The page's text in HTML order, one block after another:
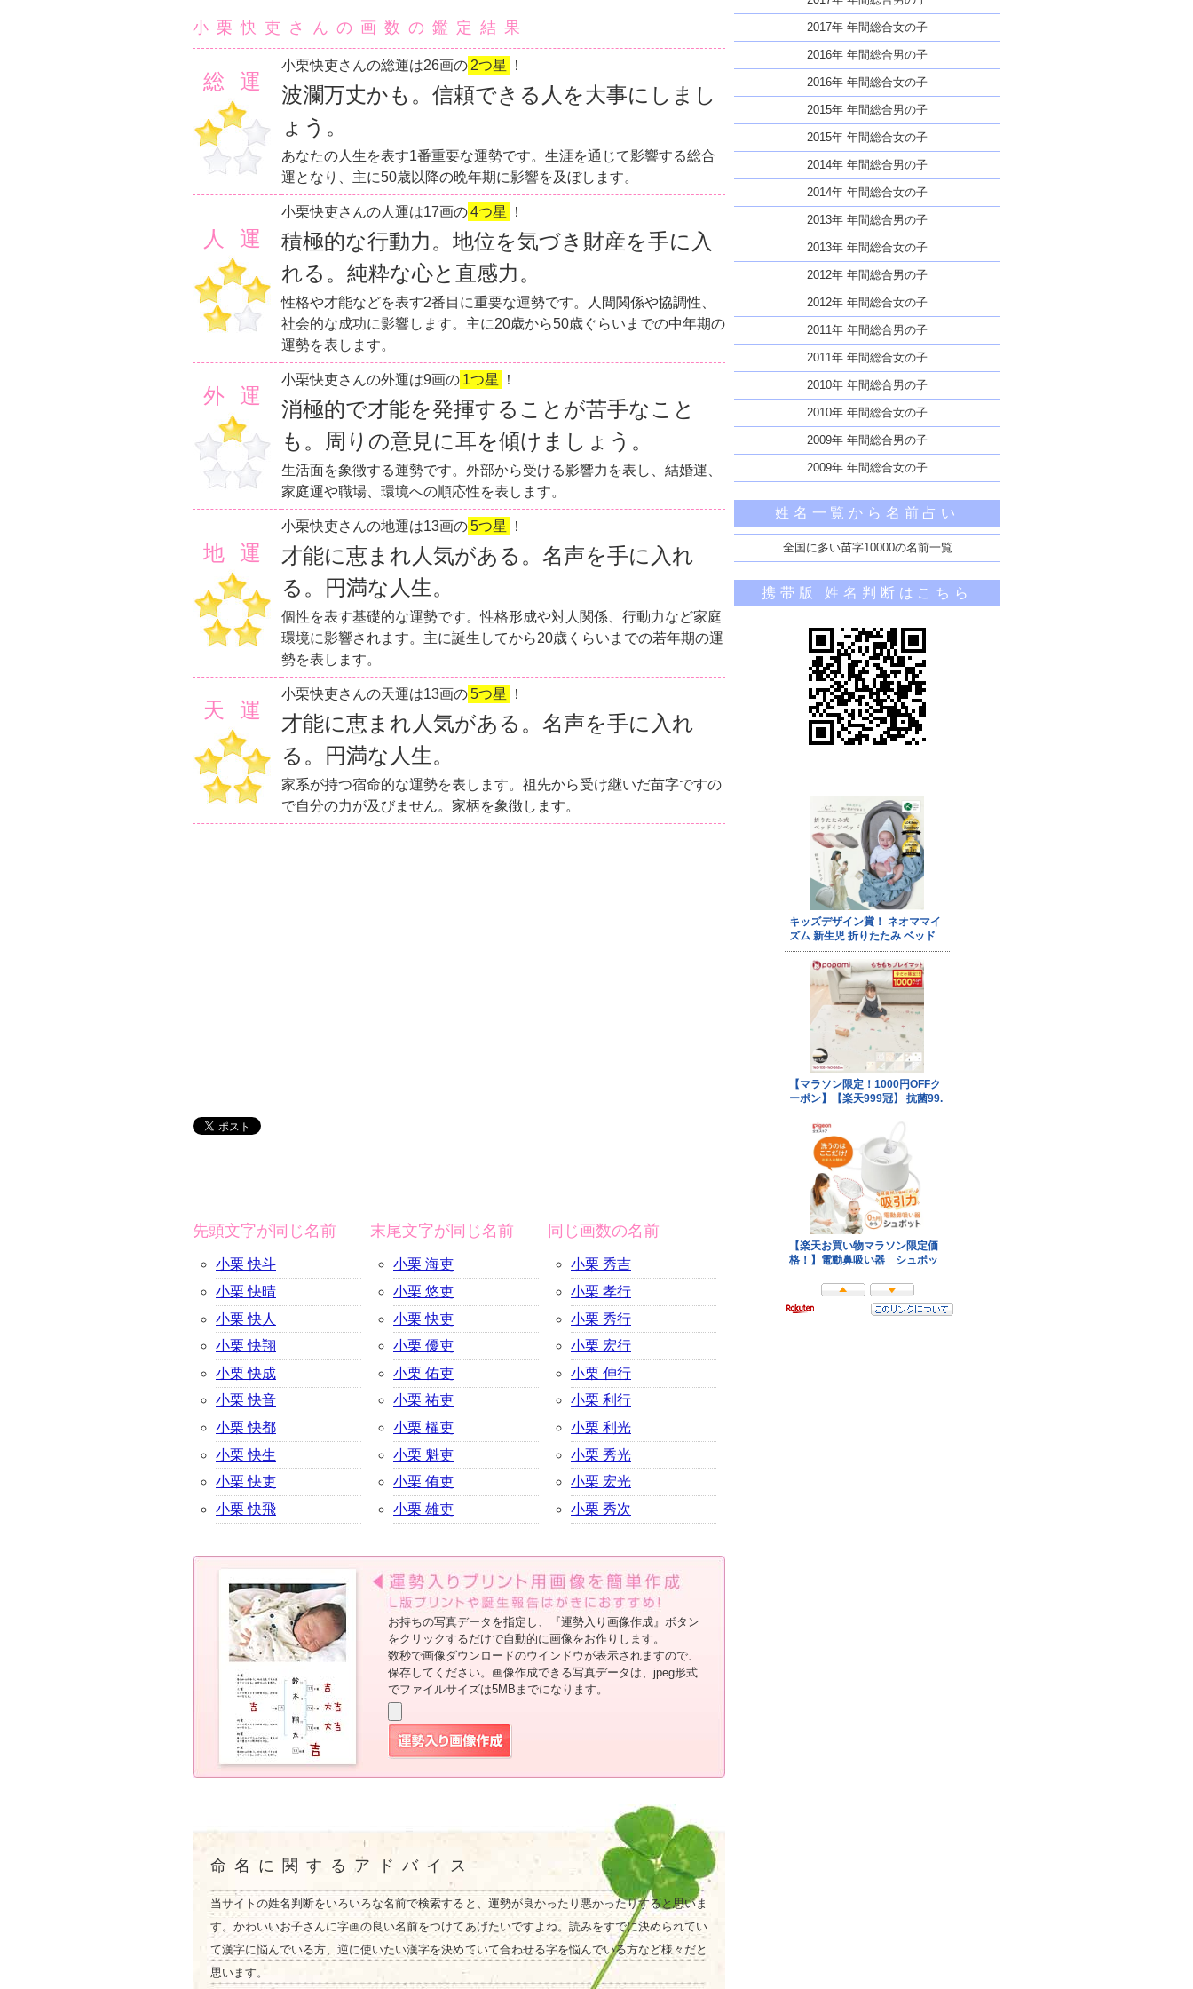
小栗快吏さんの画数の鑑定結果
総運
小栗快吏さんの総運は26画の 2つ星 ！
波瀾万丈かも。信頼できる人を大事にしまし
ょう。
あなたの人生を表す1番重要な運勢です。生涯を通じて影響する総合
運となり、主に50歳以降の晩年期に影響を及ぼします。
人運
小栗快吏さんの人運は17画の4つ星 ！
積極的な行動力。地位を気づき財産を手に入
れる。純粋な心と直感力。
性格や才能などを表す2番目に重要な運勢です。人間関係や協調性、
社会的な成功に影響します。主に20歳から50歳ぐらいまでの中年期の
運勢を表します。
外運
小栗快吏さんの外運は9画の 1つ星 ！
消極的で才能を発揮することが苦手なこと
も。周りの意見に耳を傾けましょう。
生活面を象徴する運勢です。外部から受ける影響力を表し、結婚運、
家庭運や職場、環境への順応性を表します。
地運
小栗快吏さんの地運は13画の5つ星 ！
才能に恵まれ人気がある。名声を手に入れ
る。円満な人生。
個性を表す基礎的な運勢です。性格形成や対人関係、行動力など家庭
環境に影響されます。主に誕生してから20歳くらいまでの若年期の運
勢を表します。
天運
小栗快吏さんの天運は13画の5つ星 ！
才能に恵まれ人気がある。名声を手に入れ
る。円満な人生。
家系が持つ宿命的な運勢を表します。祖先から受け継いだ苗字ですの
で自分の力が及びません。家柄を象徴します。
先頭文字が同じ名前
小栗 快斗
小栗 快晴
小栗 快人
小栗 快翔
小栗 快成
小栗 快音
小栗 快都
小栗 快生
小栗 快吏
小栗 快飛
末尾文字が同じ名前
小栗 海吏
小栗 悠吏
小栗 快吏
小栗 優吏
小栗 佑吏
小栗 祐吏
小栗 櫂吏
小栗 魁吏
小栗 侑吏
小栗 雄吏
同じ画数の名前
小栗 秀吉
小栗 孝行
小栗 秀行
小栗 宏行
小栗 伸行
小栗 利行
小栗 利光
小栗 秀光
小栗 宏光
小栗 秀次
お持ちの写真データを指定し、『運勢入り画像作成』ボタン
をクリックするだけで自動的に画像をお作りします。
数秒で画像ダウンロードのウインドウが表示されますので、
保存してください。画像作成できる写真データは、jpeg形式
でファイルサイズは5MBまでになります。
命名に関するアドバイス
当サイトの姓名判断をいろいろな名前で検索すると、運勢が良かったり悪かったりすると思いま
す。かわいいお子さんに字画の良い名前をつけてあげたいですよね。読みをすでに決められてい
て漢字に悩んでいる方、逆に使いたい漢字を決めていて合わせる字を悩んでいる方など様々だと
思います。
2017年 年間総合女の子
2016年 年間総合男の子
2016年 年間総合女の子
2015年 年間総合男の子
2015年 年間総合女の子
2014年 年間総合男の子
2014年 年間総合女の子
2013年 年間総合男の子
2013年 年間総合女の子
2012年 年間総合男の子
2012年 年間総合女の子
2011年 年間総合男の子
2011年 年間総合女の子
2010年 年間総合男の子
2010年 年間総合女の子
2009年 年間総合男の子
2009年 年間総合女の子
姓名一覧から名前占い
全国に多い苗字10000の名前一覧
携帯版 姓名判断はこちら